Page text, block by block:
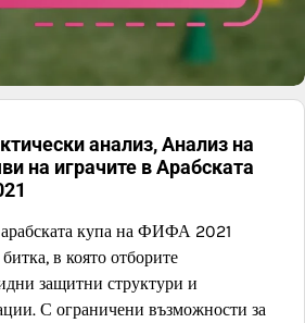
анализ, Анализ на
на играчите в Арабската
купа на ФИФА 2021
в която отборите
защитни структури и
С ограничени възможности за